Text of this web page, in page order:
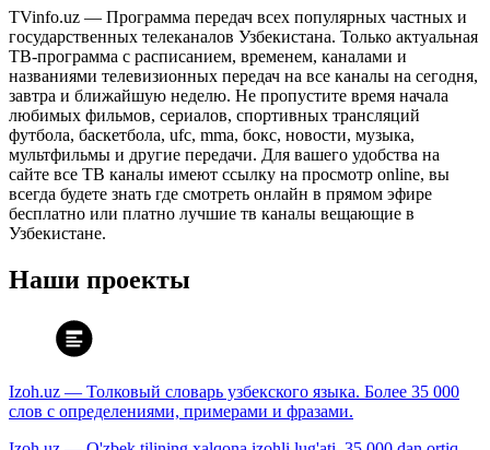
TVinfo.uz — Программа передач всех популярных частных и
государственных телеканалов Узбекистана. Только актуальная
ТВ-программа с расписанием, временем, каналами и
названиями телевизионных передач на все каналы на сегодня,
завтра и ближайшую неделю. Не пропустите время начала
любимых фильмов, сериалов, спортивных трансляций
футбола, баскетбола, ufc, mma, бокс, новости, музыка,
мультфильмы и другие передачи. Для вашего удобства на
сайте все ТВ каналы имеют ссылку на просмотр online, вы
всегда будете знать где смотреть онлайн в прямом эфире
бесплатно или платно лучшие тв каналы вещающие в
Узбекистане.
Наши проекты
Izoh.uz — Толковый словарь узбекского языка. Более 35 000
слов с определениями, примерами и фразами.